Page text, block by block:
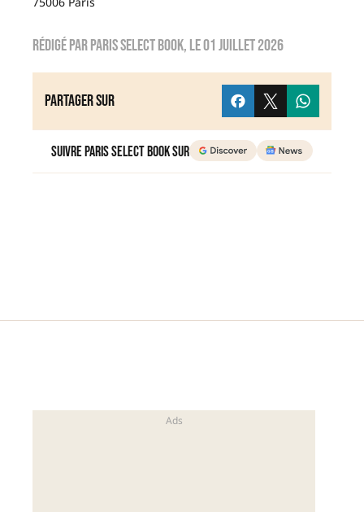
Rédigé parParis Select Book, le01 juillet 2026
Partager sur
Suivre Paris Select Book sur